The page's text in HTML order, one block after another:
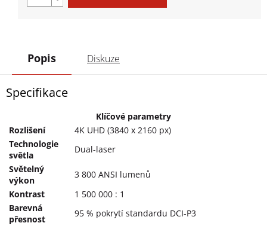
Popis Diskuze
Specifikace
Klíčové parametry
Rozlišení
4K UHD (3840 x 2160 px)
Technologie
světla
Dual-laser
Světelný
výkon
3 800 ANSI lumenů
Kontrast
1 500 000 : 1
Barevná
přesnost
95 % pokrytí standardu DCI-P3